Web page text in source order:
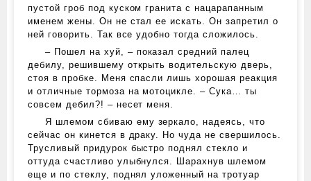
пустой гроб под куском гранита с нацарапанным
именем жены. Он не стал ее искать. Он запретил о
ней говорить. Так все удобно тогда сложилось.
– Пошел на хуй, – показал средний палец
дебилу, решившему открыть водительскую дверь,
стоя в пробке. Меня спасли лишь хорошая реакция
и отличные тормоза на мотоцикле. – Сука… ты
совсем дебил?! – несет меня.
Я шлемом сбиваю ему зеркало, надеясь, что
сейчас он кинется в драку. Но чуда не свершилось.
Трусливый придурок быстро поднял стекло и
оттуда счастливо улыбнулся. Шарахнув шлемом
еще и по стеклу, поднял уложенный на тротуар